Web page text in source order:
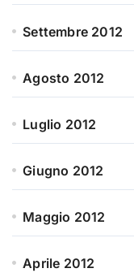
Settembre 2012
Agosto 2012
Luglio 2012
Giugno 2012
Maggio 2012
Aprile 2012